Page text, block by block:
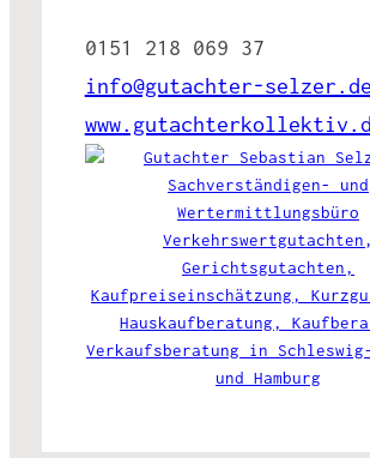
0151 218 069 37
info@gutachter-selzer.de